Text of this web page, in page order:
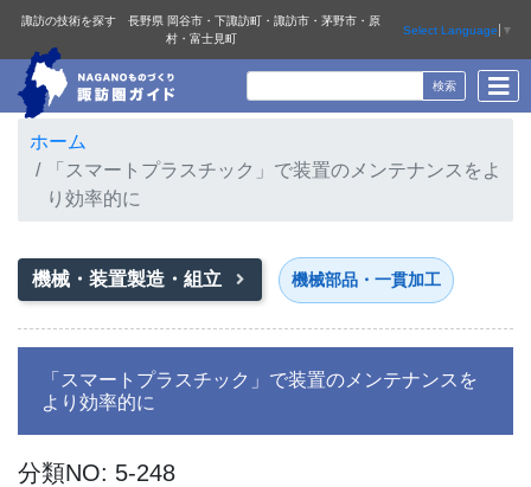
諏訪の技術を探す 長野県 岡谷市・下諏訪町・諏訪市・茅野市・原
村・富士見町
Select Language ▼
ホーム
「スマートプラスチック」で装置のメンテナンスをよ
り効率的に
機械・装置製造・組立 機械部品・一貫加工
「スマートプラスチック」で装置のメンテナンスを
より効率的に
分類NO: 5-248